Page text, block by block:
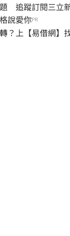
追蹤訂閱三立
說愛你PR
？上【易借網】